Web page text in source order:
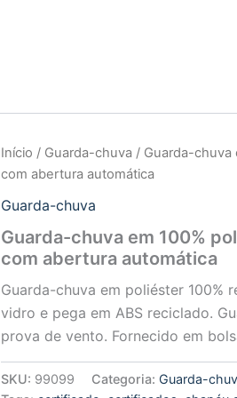
Início / Guarda-chuva / Guarda-chuva
com abertura automática
Guarda-chuva
Guarda-chuva em 100%
com abertura automática
Guarda-chuva em poliéster 100%
vidro e pega em ABS reciclado.
prova de vento. Fornecido em
SKU: 99099 Categoria:Guarda-